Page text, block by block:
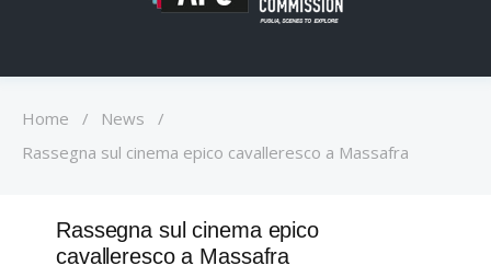
Home / News
/
Rassegna sul cinema epico cavalleresco a Massafra
Rassegna sul cinema epico
cavalleresco a Massafra